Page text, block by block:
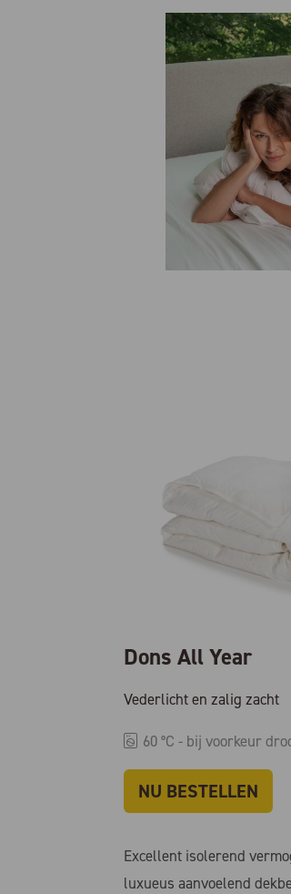
Dons All Year
Vederlicht en zalig zacht
60 °C - bij voorkeur
NU BESTELLEN
Excellent isolerend
luxueus aanvoelend